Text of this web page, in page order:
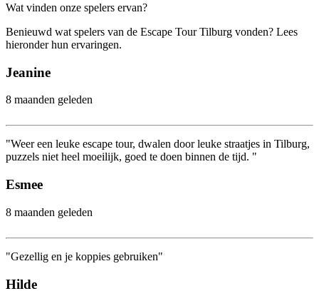
Wat vinden onze spelers ervan?
Benieuwd wat spelers van de Escape Tour Tilburg vonden? Lees
hieronder hun ervaringen.
Jeanine
8 maanden geleden
"Weer een leuke escape tour, dwalen door leuke straatjes in Tilburg,
puzzels niet heel moeilijk, goed te doen binnen de tijd. "
Esmee
8 maanden geleden
"Gezellig en je koppies gebruiken"
Hilde